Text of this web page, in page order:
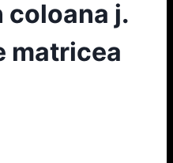
coloana j.
matricea